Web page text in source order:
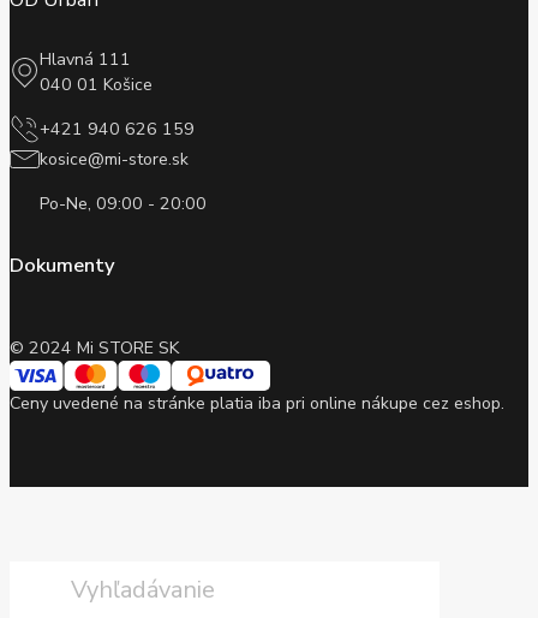
Hlavná 111
040 01 Košice
+421 940 626 159
kosice@mi-store.sk
Po-Ne, 09:00 - 20:00
Dokumenty
© 2024 Mi STORE SK
Ceny uvedené na stránke platia iba pri online nákupe cez eshop.